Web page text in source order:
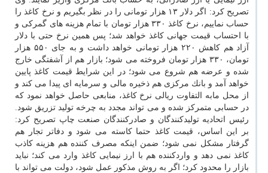
تصریح كرد: اگر دلار ۱۳ هزار تومانی را در نظر بگیریم و نرخ كاغذ را
حساب نماییم، نرخ كاغذ ۳۳۰ هزار تومان با تمام هزینه های گمركی و
با احتساب قیمت جهانی كاغذ خواهد شد؛ پس همین نرخ حتی با دلار
آزاد هم كاهش ۲۲۰ هزار تومانی خواهد داشت و به جای ۵۵۰ هزار
تومان، ۳۳۰ هزار تومان فروخته می شود؛ بازار هم از آشفتگی خارج
شده و عرضه هم شروع می شود؛ در این شرایط قیمت كاغذ پایین
خواهد آمد و بانك مركزی هم ذخیره مالی و سرمایه ای پیدا می كند و
از محل مابه التفاوت ریالی نرخ كاغذ، منابعی حاصل خواهد نمود كه
در حسابی متمركز شده و می تواند مجدد به چرخه تولید تزریق شود.
رئیس اتحادیه تولیدكنندگان و صادركنندگان صنعت چاپ تصریح كرد:
بر این اساس، قیمت كاغذ حتما كاسته می شود و دفاتر تجار هم
گرفتار مشكل نمی شود؛ ضمن اینكه مصرف كننده هم هزینه كاذب
كاغذ نمی دهد و واردكننده هم با ارز نیمایی كاغذ وارد می كند؛ نباید
بازار را محدود كرد؛ اگر به روش مذكور عمل شود، دولت می تواند با